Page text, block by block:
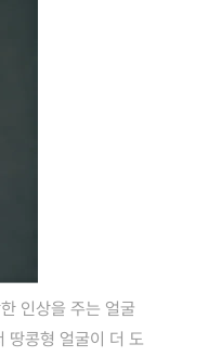
인상을 주는 얼굴
땅콩형 얼굴이 더 도